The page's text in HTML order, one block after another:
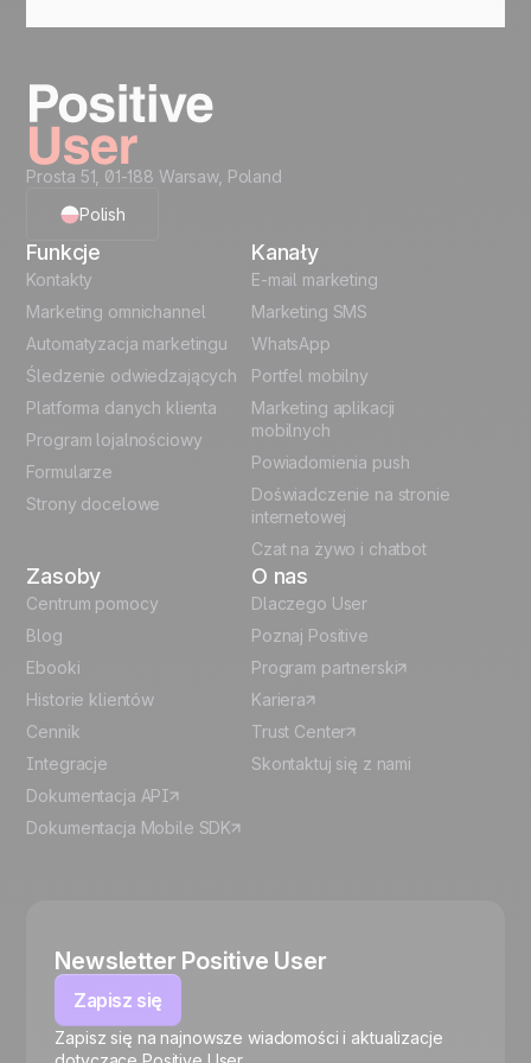
działań.
Prosta 51, 01-188 Warsaw, Poland
Polish
English
French
German
Italian
Español
Funkcje
Kontakty
Marketing omnichannel
Automatyzacja marketingu
Śledzenie odwiedzających
Platforma danych klienta
Program lojalnościowy
Formularze
Strony docelowe
Kanały
E-mail marketing
Marketing SMS
WhatsApp
Portfel mobilny
Marketing aplikacji
mobilnych
Powiadomienia push
Doświadczenie na stronie
internetowej
Czat na żywo i chatbot
Zasoby
Centrum pomocy
Blog
Ebooki
Historie klientów
Cennik
Integracje
Dokumentacja API
Dokumentacja Mobile SDK
O nas
Dlaczego User
Poznaj Positive
Program partnerski
Kariera
Trust Center
Skontaktuj się z nami
Newsletter Positive User
Zapisz się
Zapisz się na najnowsze wiadomości i aktualizacje